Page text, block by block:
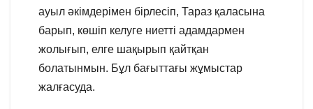
ауыл әкімдерімен бірлесіп, Тараз қаласына
барып, көшіп келуге ниетті адамдармен
жолығып, елге шақырып қайтқан
болатынмын. Бұл бағыттағы жұмыстар
жалғасуда.